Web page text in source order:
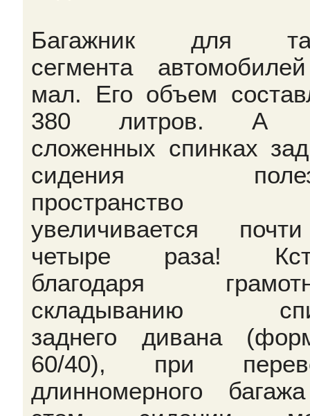
Багажник для
сегмента
мал. Его объем
380 литров. А
сложенных спинках
сидения
пространство
увеличивается
четыре раза!
благодаря
складыванию
заднего дивана
60/40), при
длинномерного